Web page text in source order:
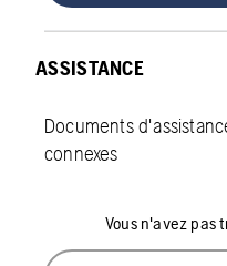
ASSISTANCE
Documents
connexes
Vous n'avez pas